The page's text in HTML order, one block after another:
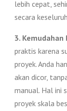
lebih cepat,
secara
3. Kemudahan
praktis karena
proyek. Anda
akan dicor,
manual. Hal ini
proyek skala